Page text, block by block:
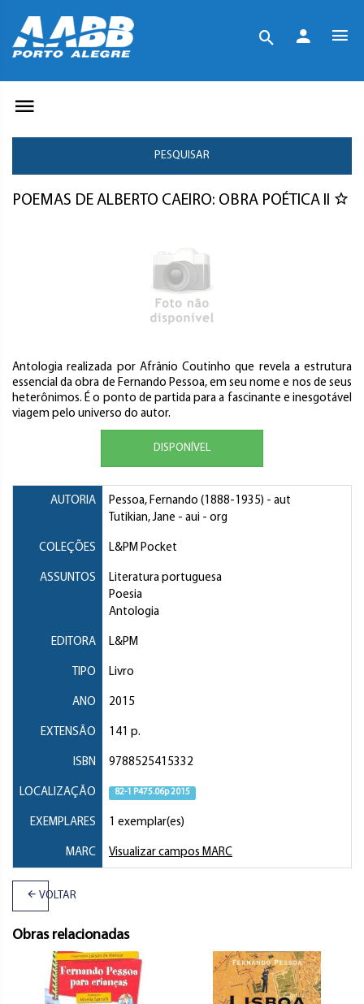
PESQUISAR
POEMAS DE ALBERTO CAEIRO: OBRA POÉTICA II
Antologia realizada por Afrânio Coutinho que revela a estrutura
essencial da obra de Fernando Pessoa, em seu nome e nos de seus
heterônimos. É o ponto de partida para a fascinante e inesgotável
viagem pelo universo do autor.
DISPONÍVEL
AUTORIA Pessoa, Fernando (1888-1935) - aut
Tutikian, Jane - aui - org
COLEÇÕES L&PM Pocket
ASSUNTOS
Literatura portuguesa
Poesia
Antologia
EDITORA L&PM
TIPO Livro
ANO 2015
EXTENSÃO 141 p.
ISBN 9788525415332
LOCALIZAÇÃO 82-1 P475.06p 2015
EXEMPLARES 1 exemplar(es)
MARC Visualizar campos MARC
VOLTAR
Obras relacionadas